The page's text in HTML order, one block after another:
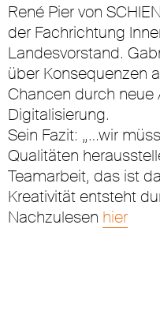
René Pier von
der Fachrichtung
Landesvorstand.
über Konsequenzen
Chancen durch neue
Digitalisierung.
Sein Fazit: „…wir
Qualitäten
Teamarbeit, das ist
Kreativität entsteht
Nachzulesen hier